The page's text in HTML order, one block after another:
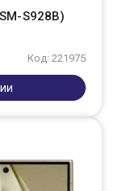
S928B)
Код: 221975